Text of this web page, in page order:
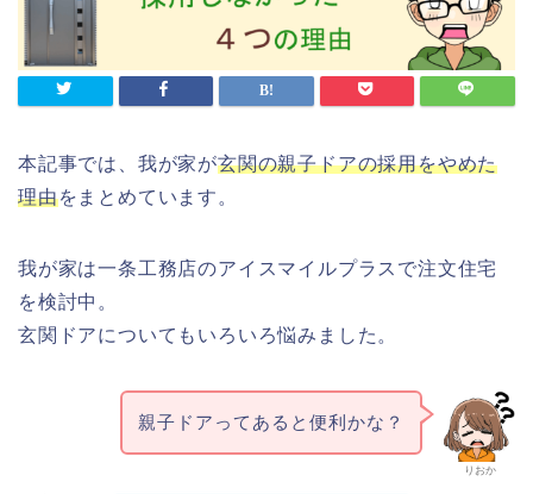
本記事では、我が家が玄関の親子ドアの採用をやめた
理由をまとめています。
我が家は一条工務店のアイスマイルプラスで注文住宅
を検討中。
玄関ドアについてもいろいろ悩みました。
りおか
親子ドアってあると便利かな？